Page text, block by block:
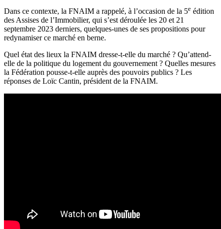
Dans ce contexte, la FNAIM a rappelé, à l’occasion de la 5e édition
des Assises de l’Immobilier, qui s’est déroulée les 20 et 21
septembre 2023 derniers, quelques-unes de ses propositions pour
redynamiser ce marché en berne.
Quel état des lieux la FNAIM dresse-t-elle du marché ? Qu’attend-
elle de la politique du logement du gouvernement ? Quelles mesures
la Fédération pousse-t-elle auprès des pouvoirs publics ? Les
réponses de Loïc Cantin, président de la FNAIM.